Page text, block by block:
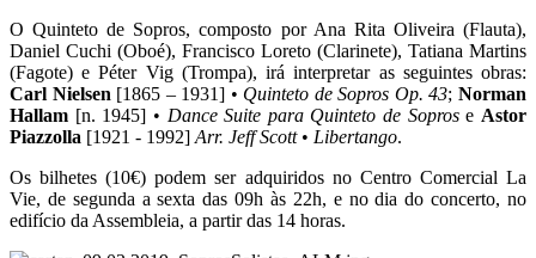
O Quinteto de Sopros, composto por Ana Rita Oliveira (Flauta),
Daniel Cuchi (Oboé), Francisco Loreto (Clarinete), Tatiana Martins
(Fagote) e Péter Vig (Trompa), irá interpretar as seguintes obras:
Carl Nielsen [1865 – 1931] • Quinteto de Sopros Op. 43;Norman
Hallam [n. 1945] • Dance Suite para Quinteto de Soprose Astor
Piazzolla [1921 - 1992] Arr. Jeff Scott• Libertango.
Os bilhetes (10€) podem ser adquiridos no Centro Comercial La
Vie, de segunda a sexta das 09h às 22h, e no dia do concerto, no
edifício da Assembleia, a partir das 14 horas.